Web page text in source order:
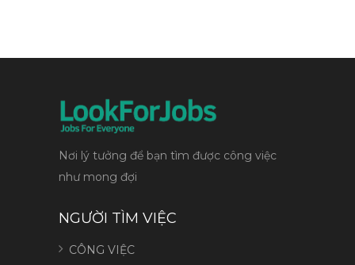
Nơi lý tưởng để bạn tìm được công việc
như mong đợi
NGƯỜI TÌM VIỆC
CÔNG VIỆC